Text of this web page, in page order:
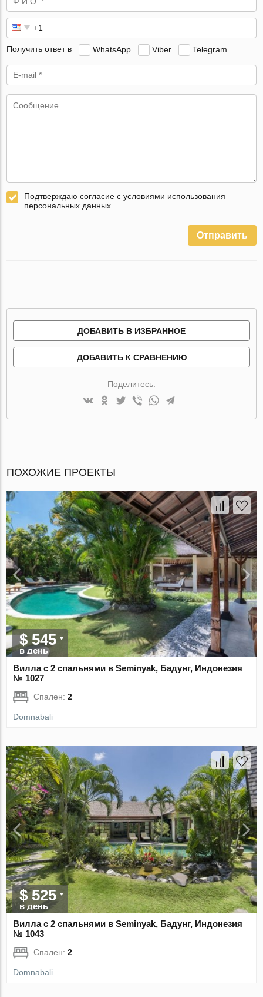
Получить ответ в WhatsApp Viber Telegram
Подтверждаю согласие с условиями использования
персональных данных
Отправить
ДОБАВИТЬ В ИЗБРАННОЕ
ДОБАВИТЬ К СРАВНЕНИЮ
Поделитесь:
ПОХОЖИЕ ПРОЕКТЫ
$ 545
в день
Вилла с 2 спальнями в Seminyak, Бадунг, Индонезия
№ 1027
Спален:2
Domnabali
$ 525
в день
Вилла с 2 спальнями в Seminyak, Бадунг, Индонезия
№ 1043
Спален:2
Domnabali